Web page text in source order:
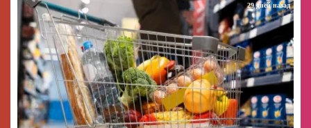
29 дней назад